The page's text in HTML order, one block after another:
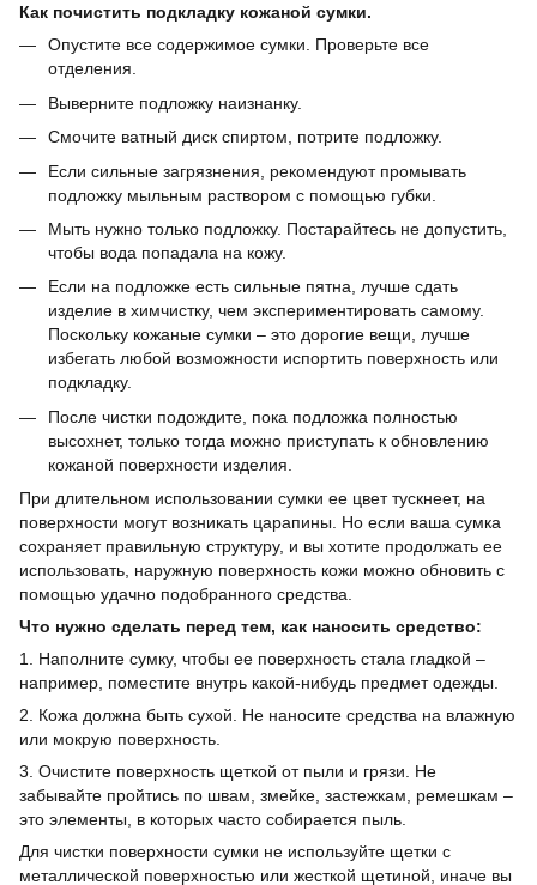
Как почистить подкладку кожаной сумки.
Опустите все содержимое сумки. Проверьте все
отделения.
Выверните подложку наизнанку.
Смочите ватный диск спиртом, потрите подложку.
Если сильные загрязнения, рекомендуют промывать
подложку мыльным раствором с помощью губки.
Мыть нужно только подложку. Постарайтесь не допустить,
чтобы вода попадала на кожу.
Если на подложке есть сильные пятна, лучше сдать
изделие в химчистку, чем экспериментировать самому.
Поскольку кожаные сумки – это дорогие вещи, лучше
избегать любой возможности испортить поверхность или
подкладку.
После чистки подождите, пока подложка полностью
высохнет, только тогда можно приступать к обновлению
кожаной поверхности изделия.
При длительном использовании сумки ее цвет тускнеет, на
поверхности могут возникать царапины. Но если ваша сумка
сохраняет правильную структуру, и вы хотите продолжать ее
использовать, наружную поверхность кожи можно обновить с
помощью удачно подобранного средства.
Что нужно сделать перед тем, как наносить средство:
1. Наполните сумку, чтобы ее поверхность стала гладкой –
например, поместите внутрь какой-нибудь предмет одежды.
2. Кожа должна быть сухой. Не наносите средства на влажную
или мокрую поверхность.
3. Очистите поверхность щеткой от пыли и грязи. Не
забывайте пройтись по швам, змейке, застежкам, ремешкам –
это элементы, в которых часто собирается пыль.
Для чистки поверхности сумки не используйте щетки с
металлической поверхностью или жесткой щетиной, иначе вы